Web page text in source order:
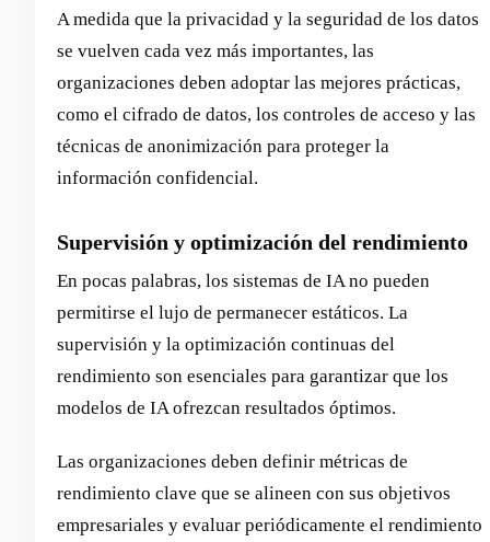
A medida que la privacidad y la seguridad de los datos
se vuelven cada vez más importantes, las
organizaciones deben adoptar las mejores prácticas,
como el cifrado de datos, los controles de acceso y las
técnicas de anonimización para proteger la
información confidencial.
Supervisión y optimización del rendimiento
En pocas palabras, los sistemas de IA no pueden
permitirse el lujo de permanecer estáticos. La
supervisión y la optimización continuas del
rendimiento son esenciales para garantizar que los
modelos de IA ofrezcan resultados óptimos.
Las organizaciones deben definir métricas de
rendimiento clave que se alineen con sus objetivos
empresariales y evaluar periódicamente el rendimiento